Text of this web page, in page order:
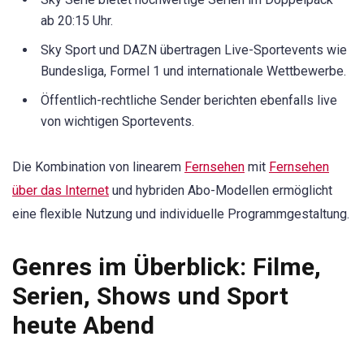
ab 20:15 Uhr.
Sky Sport und DAZN übertragen Live-Sportevents wie
Bundesliga, Formel 1 und internationale Wettbewerbe.
Öffentlich-rechtliche Sender berichten ebenfalls live
von wichtigen Sportevents.
Die Kombination von linearem Fernsehen mit Fernsehen
über das Internet und hybriden Abo-Modellen ermöglicht
eine flexible Nutzung und individuelle Programmgestaltung.
Genres im Überblick: Filme,
Serien, Shows und Sport
heute Abend